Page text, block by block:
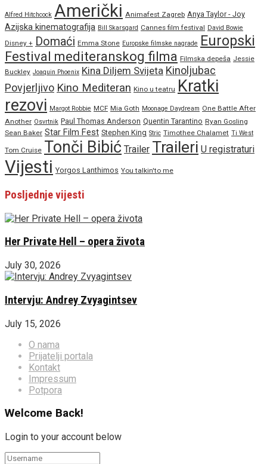
Alfred Hitchcock Američki Animafest Zagreb Anya Taylor - Joy
Azijska kinematografija Bill Skarsgard Cannes film festival David Bowie
Disney + Domaći Emma Stone Europske filmske nagrade Europski
Festival mediteranskog filma Filmska depeša Jessie
Buckley Joaquin Phoenix Kina Diljem Svijeta Kinoljubac
Povjerljivo Kino Mediteran Kino u teatru
Kratki
rezovi Margot Robbie MCF Mia Goth Moonage Daydream One Battle After
Another Osvrtnik Paul Thomas Anderson Quentin Tarantino Ryan Gosling
Sean Baker Star Film Fest Stephen King Stric Timothee Chalamet Ti West
Tom Cruise Tonči Bibić Trailer Traileri U registraturi
Vijesti Yorgos Lanthimos You talkin'to me
Posljednje vijesti
Her Private Hell – opera života
July 30, 2026
Intervju: Andrey Zvyagintsev
July 15, 2026
O nama
Prijatelji portala
Kontakt
Impressum
Potpora
Welcome Back!
Login to your account below